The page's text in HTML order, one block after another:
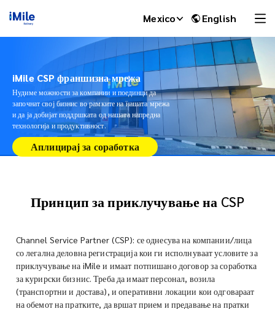
Mexico English
iMile CSP франшизна мрежа
Нудиме можности за компании и поединци да
започнат свој бизнис во рамките на нашата мрежа
и да ја добијат поддршката од нашата напредна
технологија и продуктивност.
Аплицирај за соработка
Принцип за приклучување на CSP
Channel Service Partner (CSP): се однесува на компании/лица
со легална деловна регистрација кои ги исполнуваат условите за
приклучување на iMile и имаат потпишано договор за соработка
за курирски бизнис. Треба да имаат персонал, возила
(транспортни и достава), и оперативни локации кои одговараат
на обемот на пратките, да вршат прием и предавање на пратки
iMile Chat